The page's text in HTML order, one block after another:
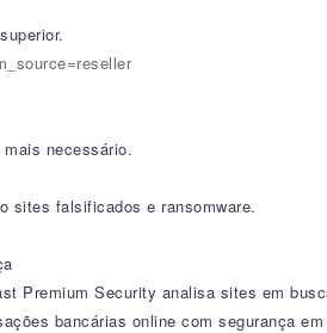
necessário.
sites falsificados e ransomware.
Premium Security analisa sites em
bancárias online com segurança